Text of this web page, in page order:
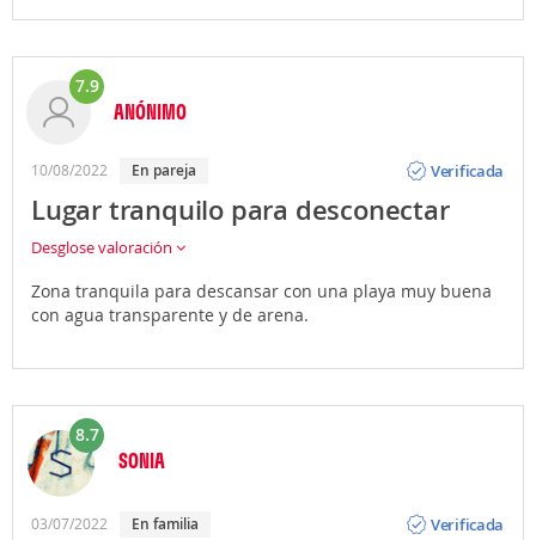
7.9
ANÓNIMO
10/08/2022 En pareja
Verificada
Lugar tranquilo para desconectar
Desglose valoración
Zona tranquila para descansar con una playa muy buena
con agua transparente y de arena.
8.7
SONIA
03/07/2022 En familia
Verificada